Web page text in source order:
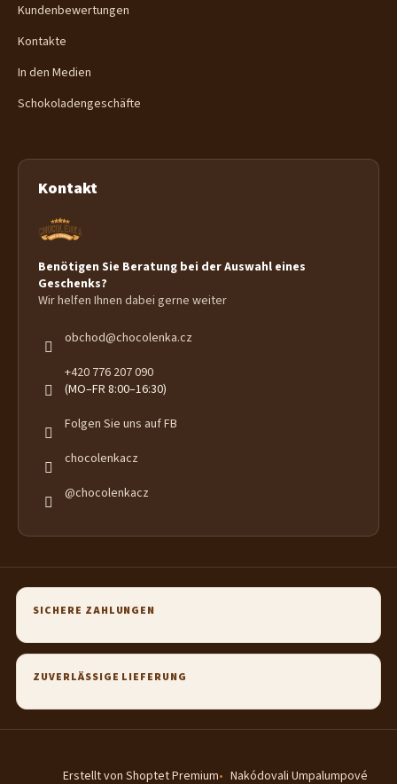
Kundenbewertungen
Kontakte
In den Medien
Schokoladengeschäfte
Kontakt
Benötigen Sie Beratung bei der Auswahl eines
Geschenks?
Wir helfen Ihnen dabei gerne weiter
obchod@chocolenka.cz
+420 776 207 090
(MO–FR 8:00–16:30)
Folgen Sie uns auf FB
chocolenkacz
@chocolenkacz
SICHERE ZAHLUNGEN
ZUVERLÄSSIGE LIEFERUNG
Erstellt von Shoptet Premium Nakódovali Umpalumpové